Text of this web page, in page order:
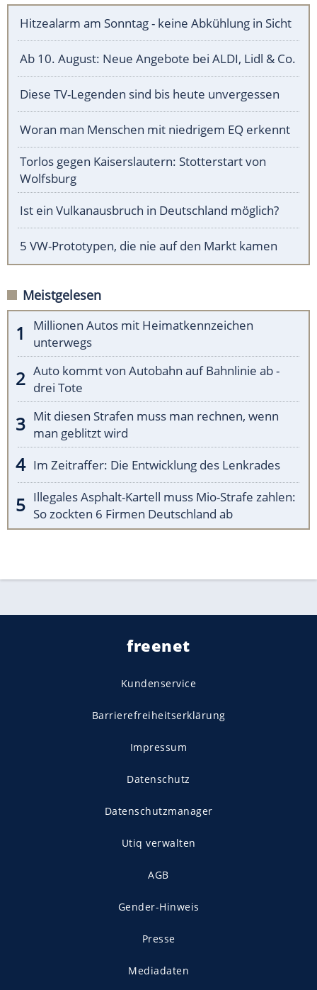
Hitzealarm am Sonntag - keine Abkühlung in Sicht
Ab 10. August: Neue Angebote bei ALDI, Lidl & Co.
Diese TV-Legenden sind bis heute unvergessen
Woran man Menschen mit niedrigem EQ erkennt
Torlos gegen Kaiserslautern: Stotterstart von
Wolfsburg
Ist ein Vulkanausbruch in Deutschland möglich?
5 VW-Prototypen, die nie auf den Markt kamen
Meistgelesen
Millionen Autos mit Heimatkennzeichen
unterwegs
Auto kommt von Autobahn auf Bahnlinie ab -
drei Tote
Mit diesen Strafen muss man rechnen, wenn
man geblitzt wird
Im Zeitraffer: Die Entwicklung des Lenkrades
Illegales Asphalt-Kartell muss Mio-Strafe zahlen:
So zockten 6 Firmen Deutschland ab
freenet
Kundenservice
Barrierefreiheitserklärung
Impressum
Datenschutz
Datenschutzmanager
Utiq verwalten
AGB
Gender-Hinweis
Presse
Mediadaten